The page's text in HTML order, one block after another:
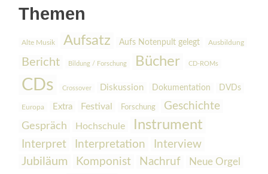
Themen
Alte Musik Aufsatz Aufs Notenpult gelegt Ausbildung
Bericht Bildung / Forschung Bücher CD-ROMs
CDs Crossover Diskussion Dokumentation DVDs
Europa Extra Festival Forschung Geschichte
Gespräch Hochschule Instrument
Interpret Interpretation
Interview
Jubiläum
Komponist Nachruf Neue Orgel